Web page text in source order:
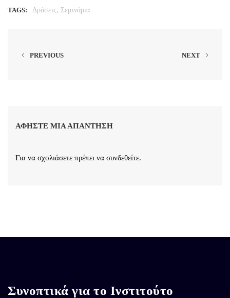
TAGS: Δράσεις, Σεμινάρια
PREVIOUS NEXT
ΑΦΉΣΤΕ ΜΙΑ ΑΠΆΝΤΗΣΗ
Για να σχολιάσετε πρέπει να συνδεθείτε.
Συνοπτικά για το Ινστιτούτο